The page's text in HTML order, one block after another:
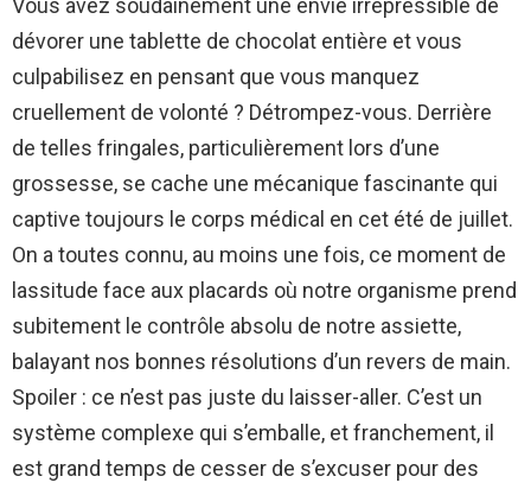
Vous avez soudainement une envie irrépressible de
dévorer une tablette de chocolat entière et vous
culpabilisez en pensant que vous manquez
cruellement de volonté ? Détrompez-vous. Derrière
de telles fringales, particulièrement lors d’une
grossesse, se cache une mécanique fascinante qui
captive toujours le corps médical en cet été de juillet.
On a toutes connu, au moins une fois, ce moment de
lassitude face aux placards où notre organisme prend
subitement le contrôle absolu de notre assiette,
balayant nos bonnes résolutions d’un revers de main.
Spoiler : ce n’est pas juste du laisser-aller. C’est un
système complexe qui s’emballe, et franchement, il
est grand temps de cesser de s’excuser pour des